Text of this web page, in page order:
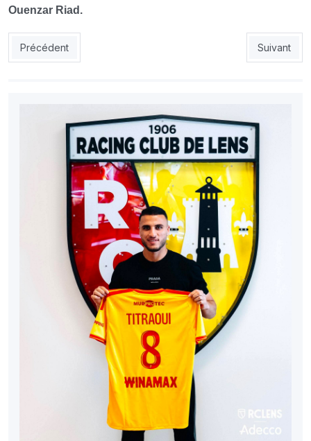
Ouenzar Riad.
Article précédent : Mondial 2026: Mustapha Ghorbal au sifflet
Précédent Article
Suivant